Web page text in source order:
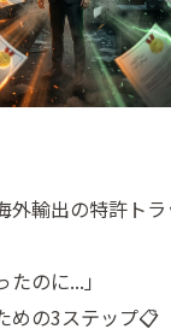
輸出の特許ト
たのに...」
めの3ステップ📋